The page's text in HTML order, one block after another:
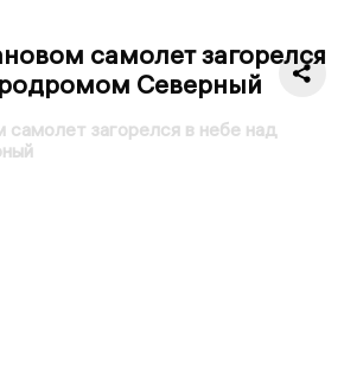
самолет загорелся
Северный
загорелся в небе над